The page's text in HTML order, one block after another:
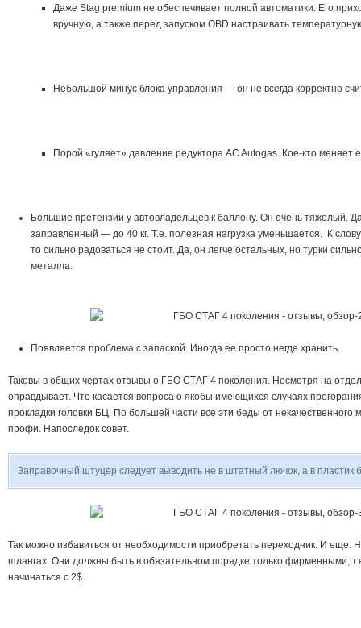
Даже Stag premium не обеспечивает полной автоматики. Его
вручную, а также перед запуском OBD настраивать
Небольшой минус блока управления — он не всегда корректно
Порой «гуляет» давление редуктора AC Autogas. Кое-кто меняет
Большие претензии у автовладельцев к баллону. Он очень тяжелый.
заправленный — до 40 кг. Т.е. полезная нагрузка уменьшается. К
то сильно радоваться не стоит. Да, он легче остальных, но турки
металла.
Появляется проблема с запаской. Иногда ее просто негде хранить.
Таковы в общих чертах отзывы о ГБО СТАГ 4 поколения. Несмотря на
оправдывает. Что касается вопроса о якобы имеющихся случаях
прокладки головки БЦ. По большей части все эти беды от
профи. Напоследок совет.
Заправочный штуцер следует выводить не в штатный лючок, а в пластик
Так можно избавиться от необходимости приобретать переходник. И еще.
шлангах. Они должны быть в обязательном порядке только фирменными,
начинаться с 2$.